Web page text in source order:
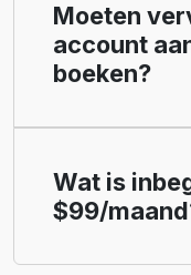
Moeten
account
boeken?
Wat is
$99/